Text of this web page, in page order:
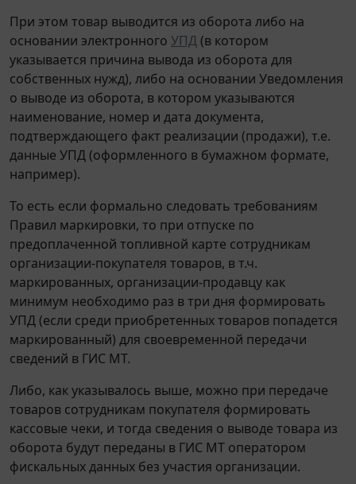
При этом товар выводится из оборота либо на
основании электронного УПД (в котором
указывается причина вывода из оборота для
собственных нужд), либо на основании Уведомления
о выводе из оборота, в котором указываются
наименование, номер и дата документа,
подтверждающего факт реализации (продажи), т.е.
данные УПД (оформленного в бумажном формате,
например).
То есть если формально следовать требованиям
Правил маркировки, то при отпуске по
предоплаченной топливной карте сотрудникам
организации-покупателя товаров, в т.ч.
маркированных, организации-продавцу как
минимум необходимо раз в три дня формировать
УПД (если среди приобретенных товаров попадется
маркированный) для своевременной передачи
сведений в ГИС МТ.
Либо, как указывалось выше, можно при передаче
товаров сотрудникам покупателя формировать
кассовые чеки, и тогда сведения о выводе товара из
оборота будут переданы в ГИС МТ оператором
фискальных данных без участия организации.